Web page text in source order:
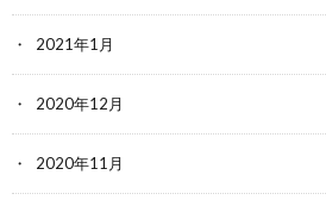
2021年1月
2020年12月
2020年11月